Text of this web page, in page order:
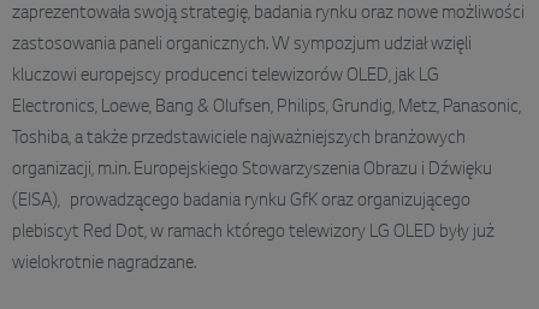
zaprezentowała swoją strategię, badania rynku oraz nowe możliwości
zastosowania paneli organicznych. W sympozjum udział wzięli
kluczowi europejscy producenci telewizorów OLED, jak LG
Electronics, Loewe, Bang & Olufsen, Philips, Grundig, Metz, Panasonic,
Toshiba, a także przedstawiciele najważniejszych branżowych
organizacji, m.in. Europejskiego Stowarzyszenia Obrazu i Dźwięku
(EISA), prowadzącego badania rynku GfK oraz organizującego
plebiscyt Red Dot, w ramach którego telewizory LG OLED były już
wielokrotnie nagradzane.